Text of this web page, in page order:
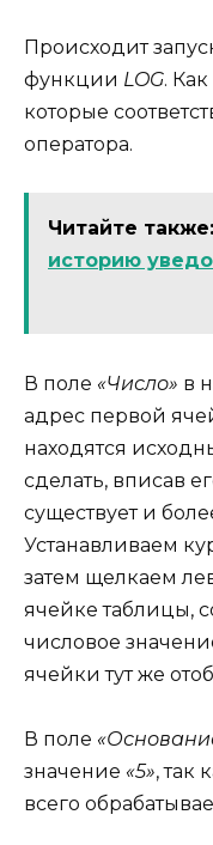
Происходит
функции LOG.
которые
оператора.
Читайте также:
историю
В поле «Число» в
адрес первой
находятся
сделать, вписав
существует и
Устанавливаем
затем щелкаем
ячейке таблицы,
числовое
ячейки тут же
В поле
значение «5», так
всего